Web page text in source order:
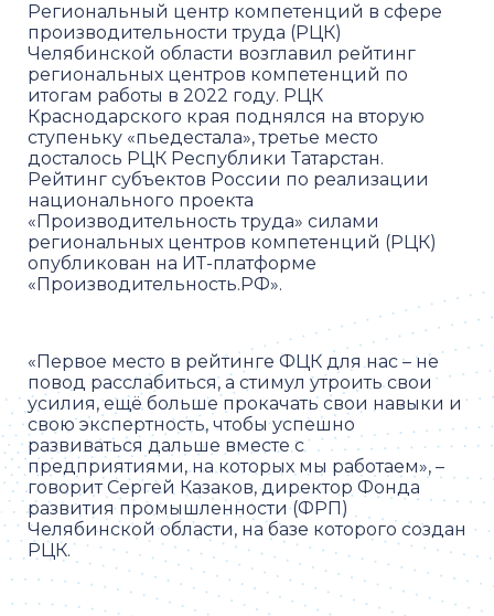
Региональный центр компетенций в сфере
производительности труда (РЦК)
Челябинской области возглавил рейтинг
региональных центров компетенций по
итогам работы в 2022 году. РЦК
Краснодарского края поднялся на вторую
ступеньку «пьедестала», третье место
досталось РЦК Республики Татарстан.
Рейтинг субъектов России по реализации
национального проекта
«Производительность труда» силами
региональных центров компетенций (РЦК)
опубликован на ИТ-платформе
«Производительность.РФ».
«Первое место в рейтинге ФЦК для нас – не
повод расслабиться, а стимул утроить свои
усилия, ещё больше прокачать свои навыки и
свою экспертность, чтобы успешно
развиваться дальше вместе с
предприятиями, на которых мы работаем», –
говорит Сергей Казаков, директор Фонда
развития промышленности (ФРП)
Челябинской области, на базе которого создан
РЦК.